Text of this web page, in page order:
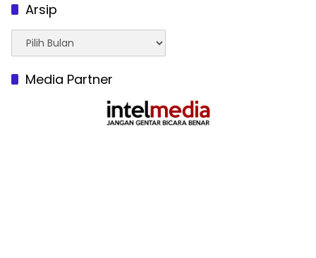
Arsip
Arsip
Media Partner